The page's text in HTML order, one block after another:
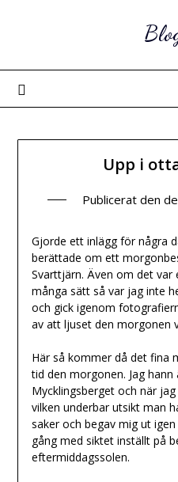
Upp i
Publicerat den
Gjorde ett inlägg för några
berättade om ett
Svarttjärn. Även om det
många sätt så var jag inte
och gick igenom
av att ljuset den morgonen
Här så kommer då det fina
tid den morgonen. Jag
Mycklingsberget och när
vilken underbar utsikt man
saker och begav mig ut
gång med siktet inställt på
eftermiddagssolen.